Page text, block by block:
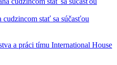
stať sa súčasťou
a práci tímu International House